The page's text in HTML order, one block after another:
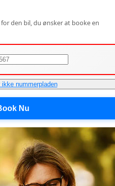
den bil, du ønsker at booke en
nummerpladen
Nu